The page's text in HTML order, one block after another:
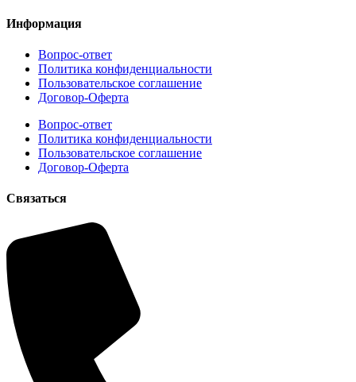
Информация
Вопрос-ответ
Политика конфиденциальности
Пользовательское соглашение
Договор-Оферта
Вопрос-ответ
Политика конфиденциальности
Пользовательское соглашение
Договор-Оферта
Cвязаться